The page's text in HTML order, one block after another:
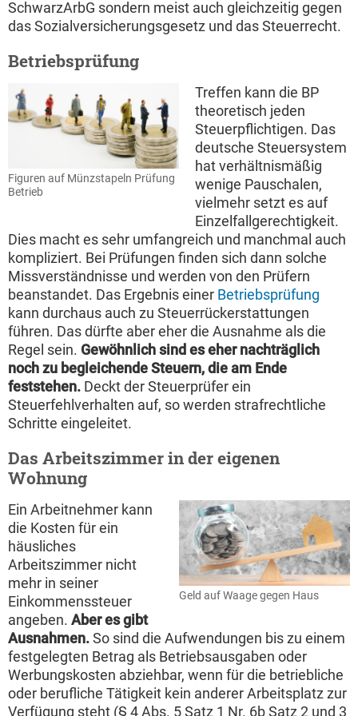
SchwarzArbG sondern meist auch gleichzeitig gegen
das Sozialversicherungsgesetz und das Steuerrecht.
Betriebsprüfung
Figuren auf Münzstapeln Prüfung
Betrieb
Treffen kann die BP
theoretisch jeden
Steuerpflichtigen. Das
deutsche Steuersystem
hat verhältnismäßig
wenige Pauschalen,
vielmehr setzt es auf
Einzelfallgerechtigkeit.
Dies macht es sehr umfangreich und manchmal auch
kompliziert. Bei Prüfungen finden sich dann solche
Missverständnisse und werden von den Prüfern
beanstandet. Das Ergebnis einer Betriebsprüfung
kann durchaus auch zu Steuerrückerstattungen
führen. Das dürfte aber eher die Ausnahme als die
Regel sein. Gewöhnlich sind es eher nachträglich
noch zu begleichende Steuern, die am Ende
feststehen. Deckt der Steuerprüfer ein
Steuerfehlverhalten auf, so werden strafrechtliche
Schritte eingeleitet.
Das Arbeitszimmer in der eigenen
Wohnung
Geld auf Waage gegen Haus
Ein Arbeitnehmer kann
die Kosten für ein
häusliches
Arbeitszimmer nicht
mehr in seiner
Einkommenssteuer
angeben. Aber es gibt
Ausnahmen.So sind die Aufwendungen bis zu einem
festgelegten Betrag als Betriebsausgaben oder
Werbungskosten abziehbar, wenn für die betriebliche
oder berufliche Tätigkeit kein anderer Arbeitsplatz zur
Verfügung steht (§ 4 Abs. 5 Satz 1 Nr. 6b Satz 2 und 3